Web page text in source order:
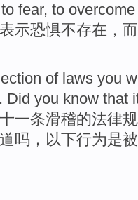
fear, to overcome
表示恐惧不存在，
of laws you
. Did you know that
一条滑稽的法律
吗，以下行为是